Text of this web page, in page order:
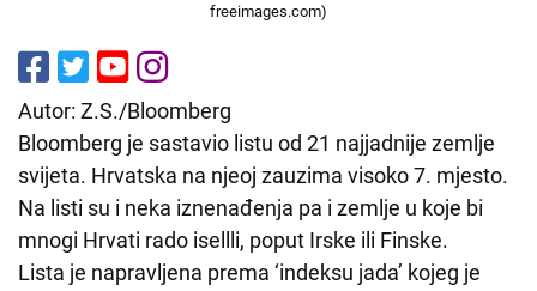
freeimages.com)
Autor: Z.S./Bloomberg
Bloomberg je sastavio listu od 21 najjadnije zemlje
svijeta. Hrvatska na njeoj zauzima visoko 7. mjesto.
Na listi su i neka iznenađenja pa i zemlje u koje bi
mnogi Hrvati rado isellli, poput Irske ili Finske.
Lista je napravljena prema ‘indeksu jada’ kojeg je